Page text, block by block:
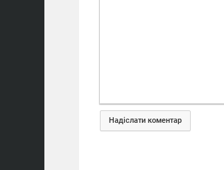
Надіслати коментар